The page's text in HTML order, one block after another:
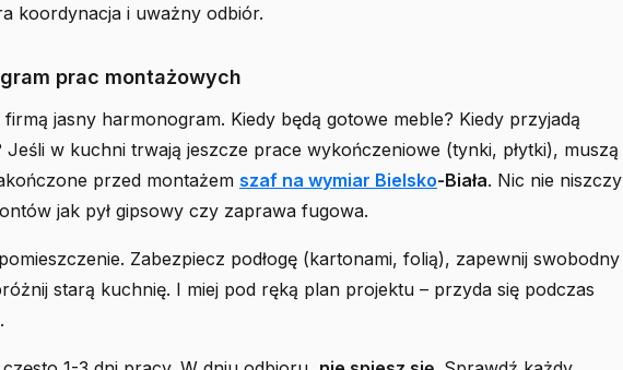
koordynacja i uważny odbiór.
prac montażowych
firmą jasny harmonogram. Kiedy będą gotowe meble? Kiedy przyjadą
Jeśli w kuchni trwają jeszcze prace wykończeniowe (tynki, płytki), muszą
przed montażem szaf na wymiar Bielsko-Biała. Nic nie niszczy
jak pył gipsowy czy zaprawa fugowa.
Zabezpiecz podłogę (kartonami, folią), zapewnij swobodny
starą kuchnię. I miej pod ręką plan projektu – przyda się podczas